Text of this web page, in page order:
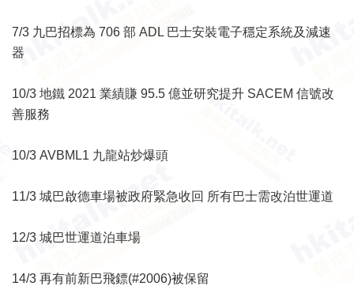
7/3 九巴招標為 706 部 ADL 巴士安裝電子穩定系統及減速
器
10/3 地鐵 2021 業績賺 95.5 億並研究提升 SACEM 信號改
善服務
10/3 AVBML1 九龍站炒爆頭
11/3 城巴啟德車場被政府緊急收回 所有巴士需改泊世運道
12/3 城巴世運道泊車場
14/3 再有前新巴飛鏢(#2006)被保留